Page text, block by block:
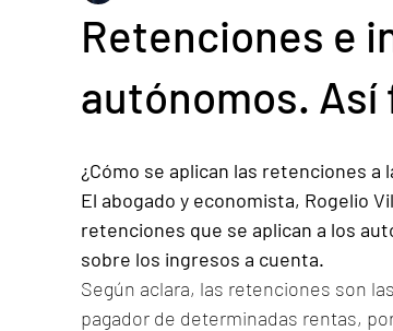
Retenciones e
autónomos.
¿Cómo se aplican las retenciones a
El abogado y economista, Rogelio
retenciones que se aplican a los
sobre los ingresos a cuenta.
Según aclara, las retenciones son
pagador de determinadas rentas,